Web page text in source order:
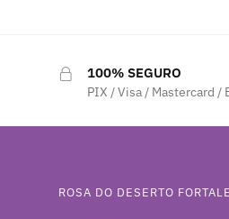
100% SEGURO
PIX / Visa / Mastercard /
ROSA DO DESERTO